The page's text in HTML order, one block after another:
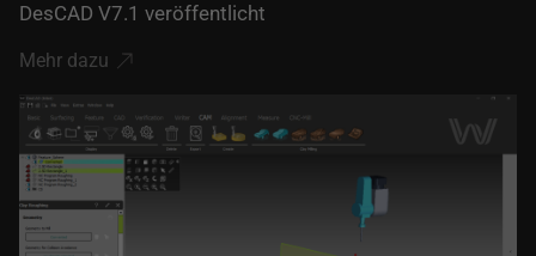
DesCAD V7.1 veröffentlicht
Mehr dazu